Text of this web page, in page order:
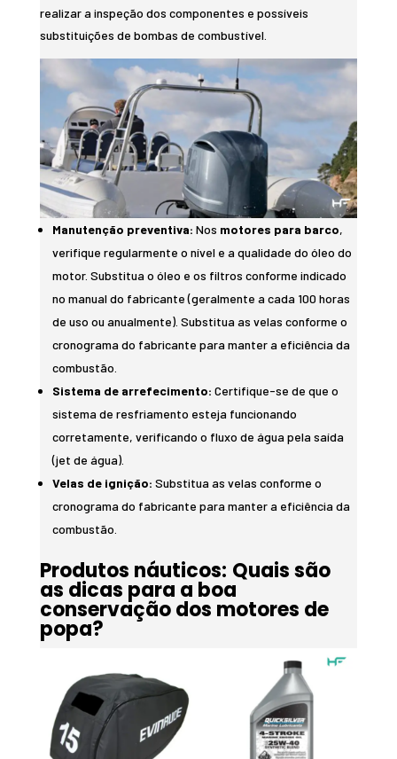
realizar a inspeção dos componentes e possíveis
substituições de bombas de combustível.
Manutenção preventiva: Nos motores para barco,
verifique regularmente o nível e a qualidade do óleo do
motor. Substitua o óleo e os filtros conforme indicado
no manual do fabricante (geralmente a cada 100 horas
de uso ou anualmente). Substitua as velas conforme o
cronograma do fabricante para manter a eficiência da
combustão.
Sistema de arrefecimento: Certifique-se de que o
sistema de resfriamento esteja funcionando
corretamente, verificando o fluxo de água pela saída
(jet de água).
Velas de ignição: Substitua as velas conforme o
cronograma do fabricante para manter a eficiência da
combustão.
Produtos náuticos: Quais são
as dicas para a boa
conservação dos motores de
popa?